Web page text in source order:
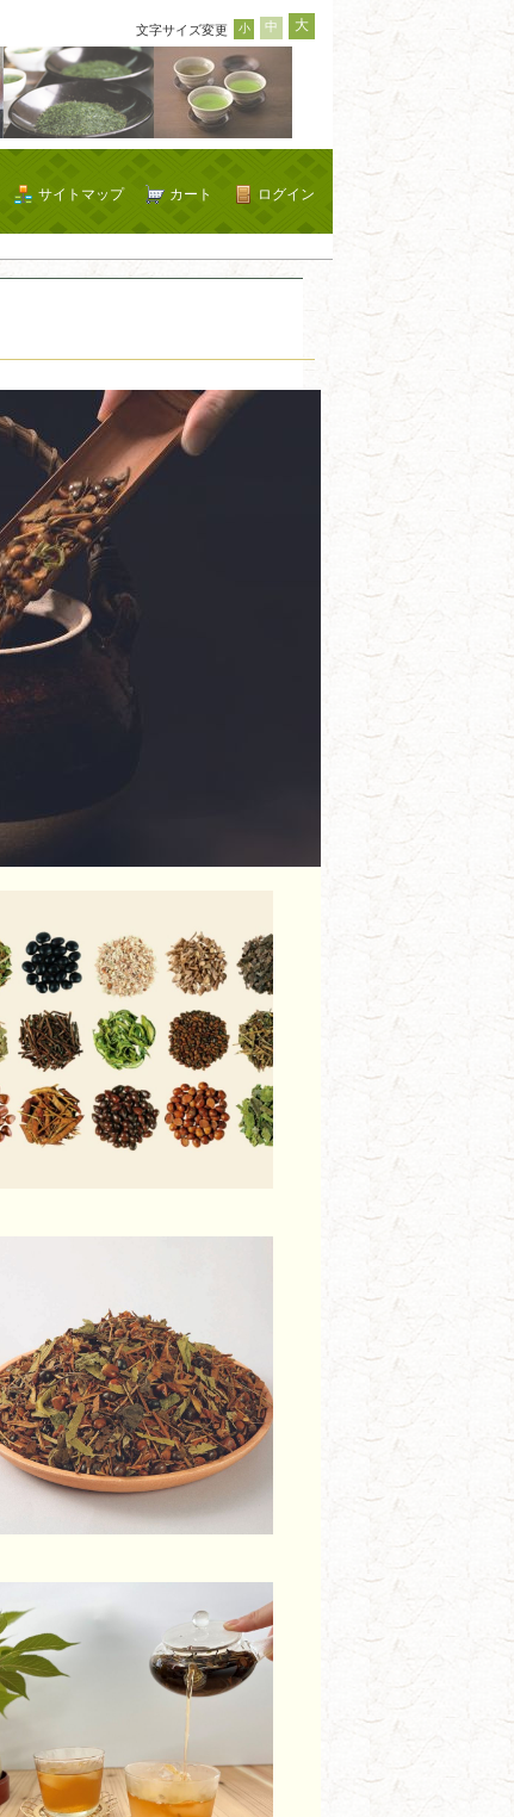
文字サイズ変更 小 中 大
ログイン
カート
サイトマップ